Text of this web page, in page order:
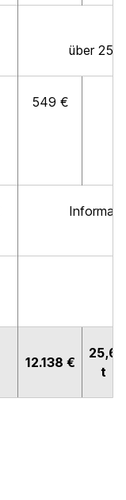
über
549 €
12.138 €
25,6
t